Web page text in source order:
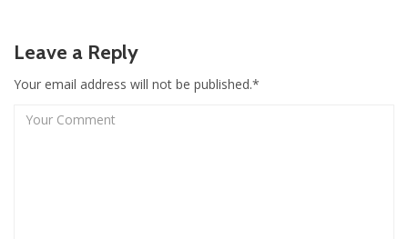
Leave a Reply
Your email address will not be published.*